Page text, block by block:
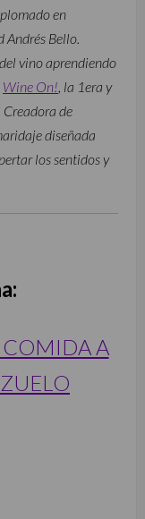
en
Andrés Bello.
vino aprendiendo
Wine On!, la 1era y
de
diseñada
los sentidos y
COMIDA A